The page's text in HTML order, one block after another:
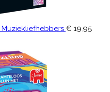
€ 19,95